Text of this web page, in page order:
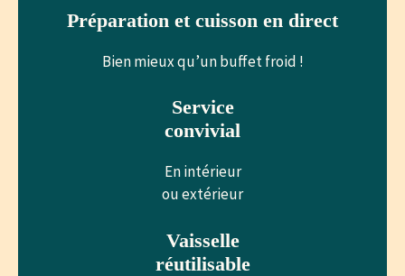
Préparation et cuisson en direct
Bien mieux qu’un buffet froid !
Service
convivial
En intérieur
ou extérieur
Vaisselle
réutilisable